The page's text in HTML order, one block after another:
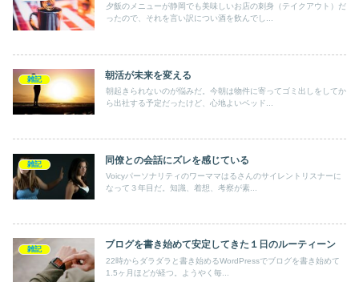
夕飯のメニューが静岡でも美味しいお店の刺身（テイクアウト）だ
ったので、それを言い訳につい酒を飲んでし...
雑記 朝活が未来を変える
朝起きられないのが悩みだ。今朝は物件に寄ってゴミ出しをしてか
ら出社する予定だったけど、心地よいベッド...
雑記 同僚との会話にズレを感じている
Voicyパーソナリティのワーママはるさんのサイレントリスナーに
なって３年目だ。知識、着想、考察が素...
雑記 ブログを書き始めて安定してきた１日のルーティーン
22時からダラダラと書き始めるWordPressでブログを書き始めて
1.5ヶ月ほどが経つ。ようやく毎...